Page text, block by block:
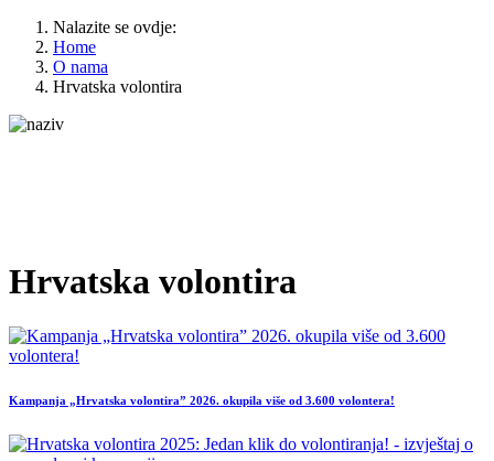
Nalazite se ovdje:
Home
O nama
Hrvatska volontira
Hrvatska volontira
Kampanja „Hrvatska volontira” 2026. okupila više od 3.600 volontera!